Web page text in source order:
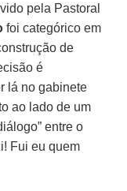
pela Pastoral
foi categórico em
de
é
lá no gabinete
ao lado de um
entre o
Fui eu quem